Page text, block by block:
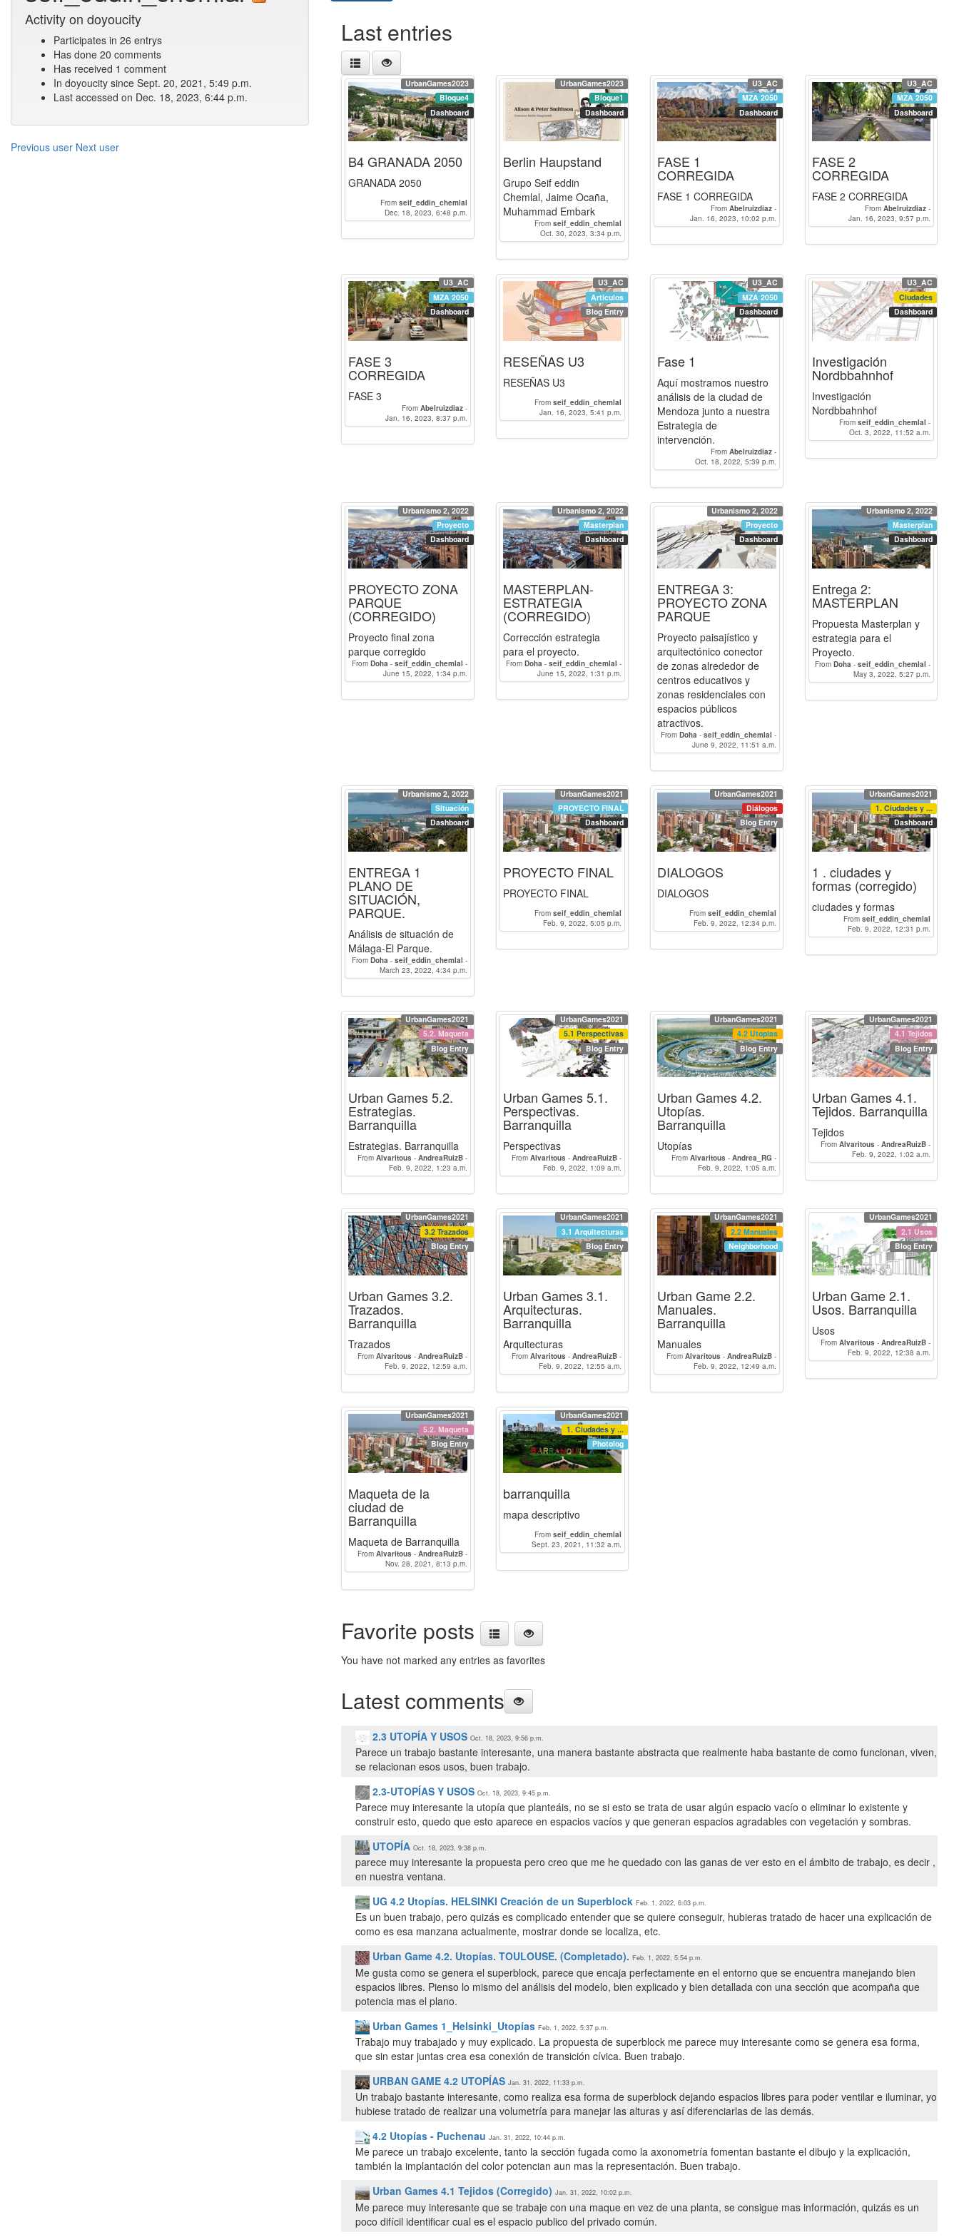
Activity on doyoucity
Participates in 26 entrys
Has done 20 comments
Has received 1 comment
In doyoucity since Sept. 20, 2021, 5:49 p.m.
Last accessed on Dec. 18, 2023, 6:44 p.m.
Previous user Next user
Last entries
UrbanGames2023
Bloque4
Dashboard
B4 GRANADA 2050
GRANADA 2050
From seif_eddin_chemlal
Dec. 18, 2023, 6:48 p.m.
UrbanGames2023
Bloque1
Dashboard
Berlin Haupstand
Grupo Seif eddin
Chemlal, Jaime Ocaña,
Muhammad Embark
From seif_eddin_chemlal
Oct. 30, 2023, 3:34 p.m.
U3_AC
MZA 2050
Dashboard
FASE 1
CORREGIDA
FASE 1 CORREGIDA
From Abelruizdiaz-
seif_eddin_chemlal
Jan. 16, 2023, 10:02 p.m.
U3_AC
MZA 2050
Dashboard
FASE 2
CORREGIDA
FASE 2 CORREGIDA
From Abelruizdiaz -
seif_eddin_chemlal
Jan. 16, 2023, 9:57 p.m.
U3_AC
MZA 2050
Dashboard
FASE 3
CORREGIDA
FASE 3
From Abelruizdiaz-
seif_eddin_chemlal
Jan. 16, 2023, 8:37 p.m.
U3_AC
Artículos
Blog Entry
RESEÑAS U3
RESEÑAS U3
From seif_eddin_chemlal
Jan. 16, 2023, 5:41 p.m.
U3_AC
MZA 2050
Dashboard
Fase 1
Aquí mostramos nuestro
análisis de la ciudad de
Mendoza junto a nuestra
Estrategia de
intervención.
From Abelruizdiaz-
seif_eddin_chemlal
Oct. 18, 2022, 5:39 p.m.
U3_AC
Ciudades
Dashboard
Investigación
Nordbbahnhof
Investigación
Nordbbahnhof
From seif_eddin_chemlal -
Abelruizdiaz
Oct. 3, 2022, 11:52 a.m.
Urbanismo 2, 2022
Proyecto
Dashboard
PROYECTO ZONA
PARQUE
(CORREGIDO)
Proyecto final zona
parque corregido
From Doha - seif_eddin_chemlal -
RIMZ
June 15, 2022, 1:34 p.m.
Urbanismo 2, 2022
Masterplan
Dashboard
MASTERPLAN-
ESTRATEGIA
(CORREGIDO)
Corrección estrategia
para el proyecto.
From Doha - seif_eddin_chemlal -
RIMZ
June 15, 2022, 1:31 p.m.
Urbanismo 2, 2022
Proyecto
Dashboard
ENTREGA 3:
PROYECTO ZONA
PARQUE
Proyecto paisajístico y
arquitectónico conector
de zonas alrededor de
centros educativos y
zonas residenciales con
espacios públicos
atractivos.
From Doha - seif_eddin_chemlal -
RIMZ
June 9, 2022, 11:51 a.m.
Urbanismo 2, 2022
Masterplan
Dashboard
Entrega 2:
MASTERPLAN
Propuesta Masterplan y
estrategia para el
Proyecto.
From Doha - seif_eddin_chemlal -
RIMZ
May 3, 2022, 5:27 p.m.
Urbanismo 2, 2022
Situación
Dashboard
ENTREGA 1
PLANO DE
SITUACIÓN,
PARQUE.
Análisis de situación de
Málaga-El Parque.
From Doha - seif_eddin_chemlal -
RIMZ
March 23, 2022, 4:34 p.m.
UrbanGames2021
PROYECTO FINAL
Dashboard
PROYECTO FINAL
PROYECTO FINAL
From seif_eddin_chemlal
Feb. 9, 2022, 5:05 p.m.
UrbanGames2021
Diálogos
Blog Entry
DIALOGOS
DIALOGOS
From seif_eddin_chemlal
Feb. 9, 2022, 12:34 p.m.
UrbanGames2021
1. Ciudades y ...
Dashboard
1 . ciudades y
formas (corregido)
ciudades y formas
From seif_eddin_chemlal
Feb. 9, 2022, 12:31 p.m.
UrbanGames2021
5.2. Maqueta
Blog Entry
Urban Games 5.2.
Estrategias.
Barranquilla
Estrategias. Barranquilla
From Alvaritous - AndreaRuizB -
seif_eddin_chemlal
Feb. 9, 2022, 1:23 a.m.
UrbanGames2021
5.1 Perspectivas
Blog Entry
Urban Games 5.1.
Perspectivas.
Barranquilla
Perspectivas
From Alvaritous - AndreaRuizB -
seif_eddin_chemlal
Feb. 9, 2022, 1:09 a.m.
UrbanGames2021
4.2 Utopías
Blog Entry
Urban Games 4.2.
Utopías.
Barranquilla
Utopías
From Alvaritous - Andrea_RG -
seif_eddin_chemlal
Feb. 9, 2022, 1:05 a.m.
UrbanGames2021
4.1 Tejidos
Blog Entry
Urban Games 4.1.
Tejidos. Barranquilla
Tejidos
From Alvaritous - AndreaRuizB -
seif_eddin_chemlal
Feb. 9, 2022, 1:02 a.m.
UrbanGames2021
3.2 Trazados
Blog Entry
Urban Games 3.2.
Trazados.
Barranquilla
Trazados
From Alvaritous - AndreaRuizB -
seif_eddin_chemlal
Feb. 9, 2022, 12:59 a.m.
UrbanGames2021
3.1 Arquitecturas
Blog Entry
Urban Games 3.1.
Arquitecturas.
Barranquilla
Arquitecturas
From Alvaritous - AndreaRuizB -
seif_eddin_chemlal
Feb. 9, 2022, 12:55 a.m.
UrbanGames2021
2.2 Manuales
Neighborhood
Urban Game 2.2.
Manuales.
Barranquilla
Manuales
From Alvaritous - AndreaRuizB -
seif_eddin_chemlal
Feb. 9, 2022, 12:49 a.m.
UrbanGames2021
2.1 Usos
Blog Entry
Urban Game 2.1.
Usos. Barranquilla
Usos
From Alvaritous - AndreaRuizB -
seif_eddin_chemlal
Feb. 9, 2022, 12:38 a.m.
UrbanGames2021
5.2. Maqueta
Blog Entry
Maqueta de la
ciudad de
Barranquilla
Maqueta de Barranquilla
From Alvaritous - AndreaRuizB -
CarlosGraciánPedrosa -luiisdt_-
lorena_maria_alcazar_vacas-
irenerr-jlfdez06-Doha-
miguelz5m
Javi_garcia21
AnaEstudilloArce-
FranciscoRodríguezGarbín
J.CarlosHodar-LauraAlcántara-
Nov. 28, 2021, 8:13 p.m.
UrbanGames2021
1. Ciudades y ...
Photolog
barranquilla
mapa descriptivo
From seif_eddin_chemlal
Sept. 23, 2021, 11:32 a.m.
Favorite posts
You have not marked any entries as favorites
Latest comments
2.3 UTOPÍA Y USOS Oct. 18, 2023, 9:56 p.m.
Parece un trabajo bastante interesante, una manera bastante abstracta que realmente haba bastante de como funcionan, viven,
se relacionan esos usos, buen trabajo.
2.3-UTOPÍAS Y USOS Oct. 18, 2023, 9:45 p.m.
Parece muy interesante la utopía que planteáis, no se si esto se trata de usar algún espacio vacío o eliminar lo existente y
construir esto, quedo que esto aparece en espacios vacíos y que generan espacios agradables con vegetación y sombras.
UTOPÍA Oct. 18, 2023, 9:38 p.m.
parece muy interesante la propuesta pero creo que me he quedado con las ganas de ver esto en el ámbito de trabajo, es decir ,
en nuestra ventana.
UG 4.2 Utopías. HELSINKI Creación de un Superblock Feb. 1, 2022, 6:03 p.m.
Es un buen trabajo, pero quizás es complicado entender que se quiere conseguir, hubieras tratado de hacer una explicación de
como es esa manzana actualmente, mostrar donde se localiza, etc.
Urban Game 4.2. Utopías. TOULOUSE. (Completado). Feb. 1, 2022, 5:54 p.m.
Me gusta como se genera el superblock, parece que encaja perfectamente en el entorno que se encuentra manejando bien
espacios libres. Pienso lo mismo del análisis del modelo, bien explicado y bien detallada con una sección que acompaña que
potencia mas el plano.
Urban Games 1_Helsinki_Utopías Feb. 1, 2022, 5:37 p.m.
Trabajo muy trabajado y muy explicado. La propuesta de superblock me parece muy interesante como se genera esa forma,
que sin estar juntas crea esa conexión de transición cívica. Buen trabajo.
URBAN GAME 4.2 UTOPÍAS Jan. 31, 2022, 11:33 p.m.
Un trabajo bastante interesante, como realiza esa forma de superblock dejando espacios libres para poder ventilar e iluminar, yo
hubiese tratado de realizar una volumetría para manejar las alturas y así diferenciarlas de las demás.
4.2 Utopías - Puchenau Jan. 31, 2022, 10:44 p.m.
Me parece un trabajo excelente, tanto la sección fugada como la axonometría fomentan bastante el dibujo y la explicación,
también la implantación del color potencian aun mas la representación. Buen trabajo.
Urban Games 4.1 Tejidos (Corregido) Jan. 31, 2022, 10:02 p.m.
Me parece muy interesante que se trabaje con una maque en vez de una planta, se consigue mas información, quizás es un
poco difícil identificar cual es el espacio publico del privado común.